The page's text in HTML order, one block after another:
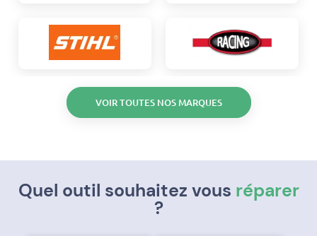
VOIR TOUTES NOS MARQUES
Quel outil souhaitez vous réparer
?